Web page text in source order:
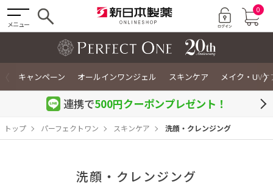
メニュー
0
キャンペーン オールインワンジェル スキンケア メイク・UVケ
〉
連携で500円クーポンプレゼント！
トップ パーフェクトワン スキンケア 洗顔・クレンジング
洗顔・クレンジング